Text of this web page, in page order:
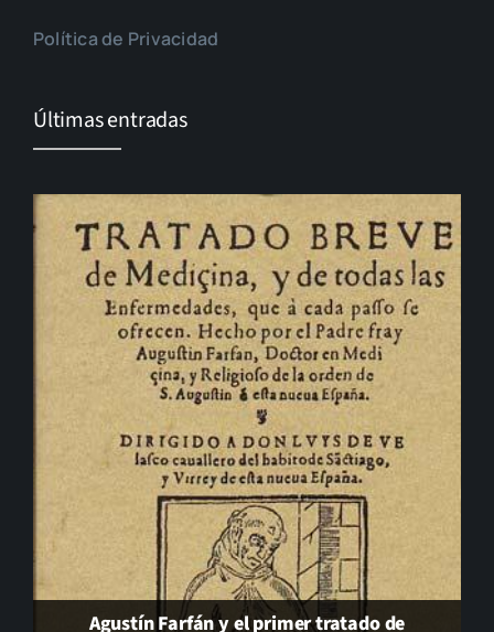
Política de Privacidad
Últimas entradas
Agustín Farfán y el primer tratado de
El cambio que nunca llega…